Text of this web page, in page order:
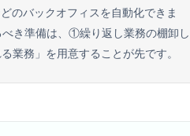
のバックオフィスを自動化できま
き準備は、①繰り返し業務の棚卸し
務」を用意することが先です。